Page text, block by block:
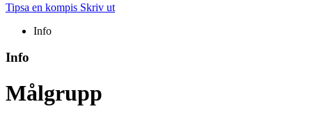
Tipsa en kompis Skriv ut
Info
Info
Målgrupp